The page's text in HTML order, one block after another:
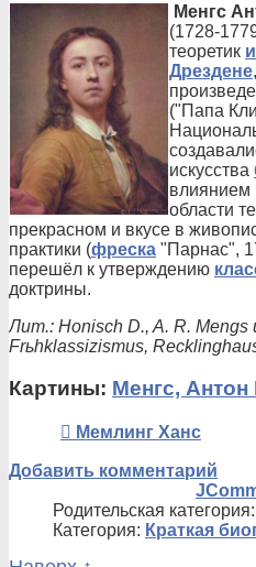
Менгс
(1728-
теоретик
Дрездене
("Папа
искусства
влиянием
области
прекрасном и вкусе в
практики (фреска "Парнас",
перешёл к утверждению
доктрины.
Лит.: Honisch D., A. R. Mengs
Frьhklassizismus,
Картины: Менгс,
Мемлинг Ханс
Добавить комментарий
Родительская категория:
Категория: Краткая